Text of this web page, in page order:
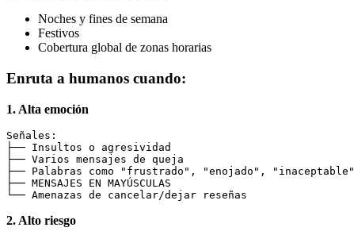
Noches y fines de semana
Festivos
Cobertura global de zonas horarias
Enruta a humanos cuando:
1. Alta emoción
Señales:
├── Insultos o agresividad
├── Varios mensajes de queja
├── Palabras como "frustrado", "enojado", "inaceptable"
├── MENSAJES EN MAYÚSCULAS
2. Alto riesgo